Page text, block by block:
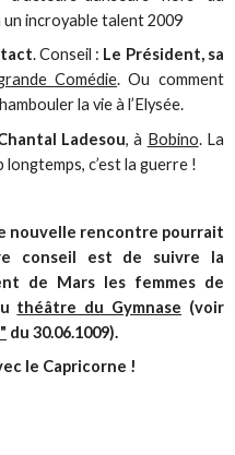
un incroyable talent 2009
tact. Conseil : Le Président, sa
Comédie. Ou comment
la vie à l’Elysée.
Ladesou, à Bobino. La
longtemps, c’est la guerre !
nouvelle rencontre pourrait
conseil est de suivre la
de Mars les femmes de
théâtre du Gymnase (voir
du 30.06.1009).
le Capricorne !